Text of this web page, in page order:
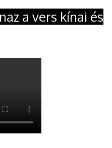
a vers kínai és